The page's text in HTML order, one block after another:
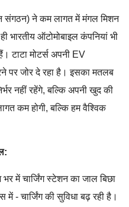
संगठन) ने कम लागत में मंगल मिशन
भारतीय ऑटोमोबाइल कंपनियां भी
टाटा मोटर्स अपनी EV
पर जोर दे रहा है। इसका मतलब
नहीं रहेंगे, बल्कि अपनी खुद की
कम होगी, बल्कि हम वैश्विक
में चार्जिंग स्टेशन का जाल बिछा
में - चार्जिंग की सुविधा बढ़ रही है।